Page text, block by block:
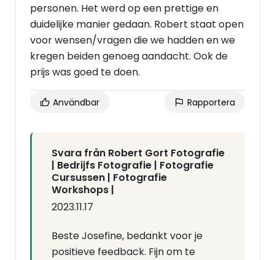
personen. Het werd op een prettige en
duidelijke manier gedaan. Robert staat open
voor wensen/vragen die we hadden en we
kregen beiden genoeg aandacht. Ook de
prijs was goed te doen.
Användbar Rapportera
Svara från Robert Gort Fotografie
| Bedrijfs Fotografie | Fotografie
Cursussen | Fotografie
Workshops |
2023.11.17
Beste Josefine, bedankt voor je
positieve feedback. Fijn om te